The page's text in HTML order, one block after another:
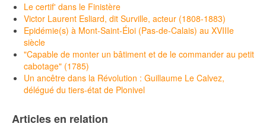
Le certif' dans le Finistère
Victor Laurent Esliard, dit Surville, acteur (1808-1883)
Epidémie(s) à Mont-Saint-Éloi (Pas-de-Calais) au XVIIIe
siècle
"Capable de monter un bâtiment et de le commander au petit
cabotage" (1785)
Un ancêtre dans la Révolution : Guillaume Le Calvez,
délégué du tiers-état de Plonivel
Articles en relation